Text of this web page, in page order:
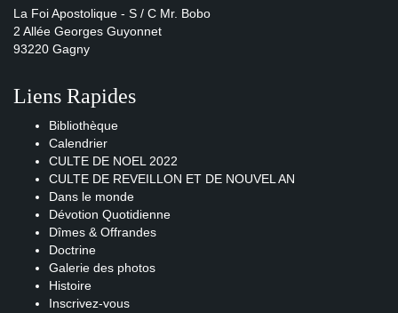
La Foi Apostolique - S / C Mr. Bobo
2 Allée Georges Guyonnet
93220 Gagny
Liens Rapides
Bibliothèque
Calendrier
CULTE DE NOEL 2022
CULTE DE REVEILLON ET DE NOUVEL AN
Dans le monde
Dévotion Quotidienne
Dîmes & Offrandes
Doctrine
Galerie des photos
Histoire
Inscrivez-vous